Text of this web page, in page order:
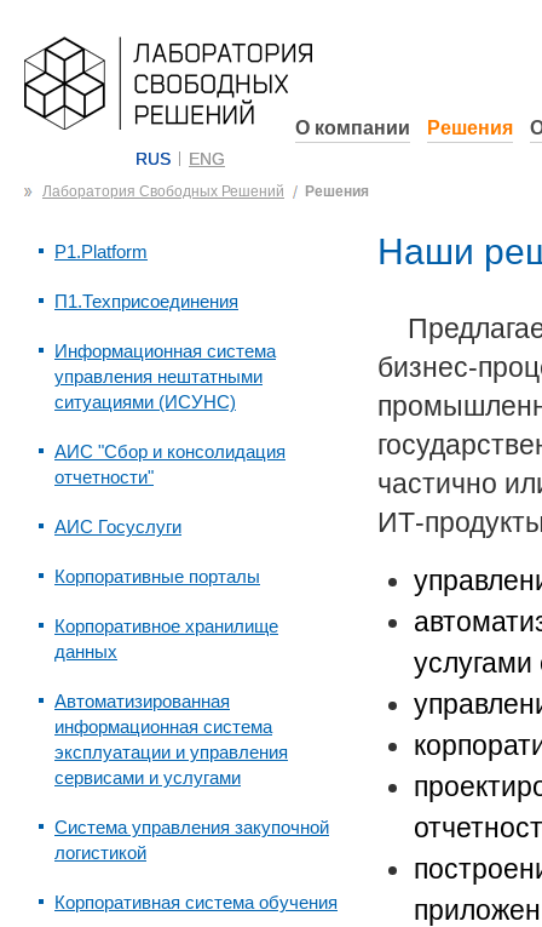
RUS ENG
О компании Решения
Лаборатория Свободных Решений Решения
P1.Platform
П1.Техприсоединения
Информационная система
управления нештатными
ситуациями (ИСУНС)
АИС "Сбор и консолидация
отчетности"
АИС Госуслуги
Корпоративные порталы
Корпоративное хранилище
данных
Автоматизированная
информационная система
эксплуатации и управления
сервисами и услугами
Система управления закупочной
логистикой
Корпоративная система обучения
Наши
бизнес-
частично
ИТ-
услугами